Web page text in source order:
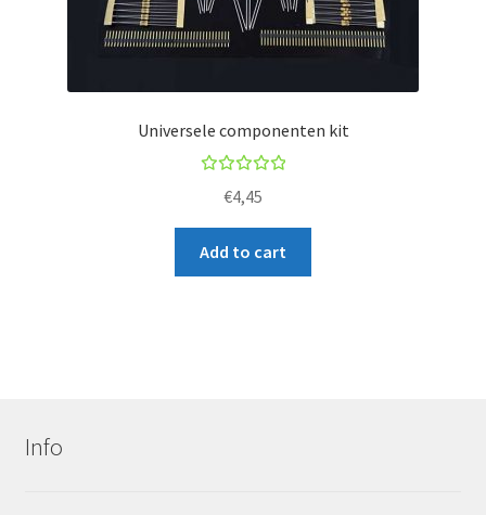
Universele componenten kit
out
of 5
€4,45
Add to cart
Info